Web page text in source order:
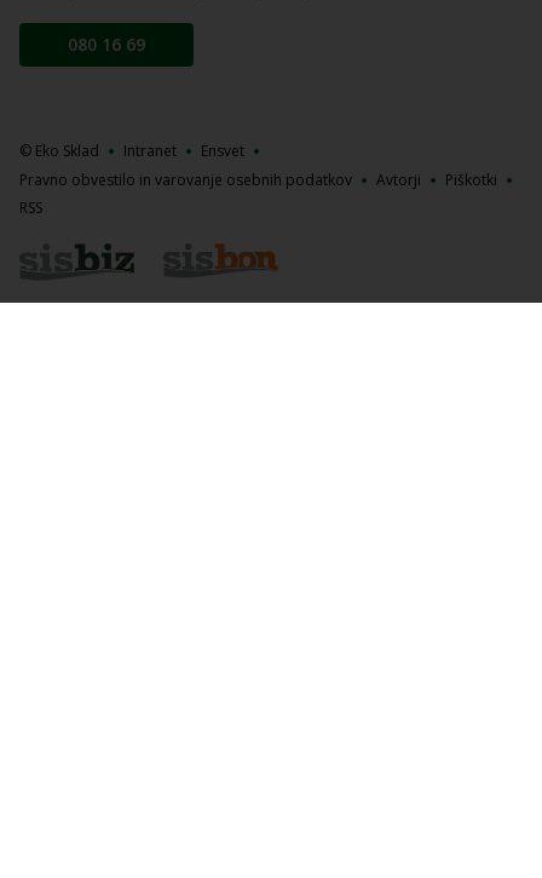
080 16 69
© Eko Sklad Intranet
Ensvet
Pravno obvestilo in varovanje osebnih podatkov
Avtorji
Piškotki
RSS